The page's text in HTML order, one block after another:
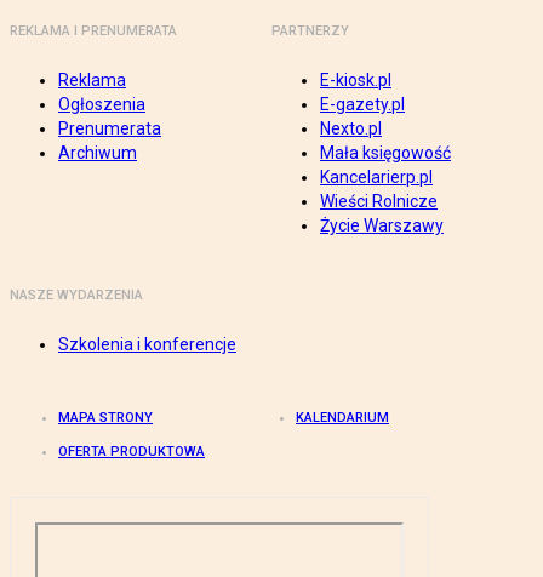
REKLAMA I PRENUMERATA
Reklama
Ogłoszenia
Prenumerata
Archiwum
PARTNERZY
E-kiosk.pl
E-gazety.pl
Nexto.pl
Mała księgowość
Kancelarierp.pl
Wieści Rolnicze
Życie Warszawy
NASZE WYDARZENIA
Szkolenia i konferencje
MAPA STRONY KALENDARIUM
OFERTA PRODUKTOWA